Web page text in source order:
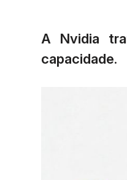
A Nvidia
capacidade.